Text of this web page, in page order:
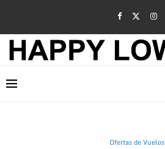
Ofertas de Vuelos